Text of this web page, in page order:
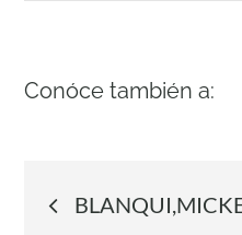
Conóce también a: